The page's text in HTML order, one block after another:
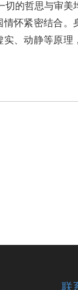
切的哲思与审美
怀紧密结合。
、动静等原理
联